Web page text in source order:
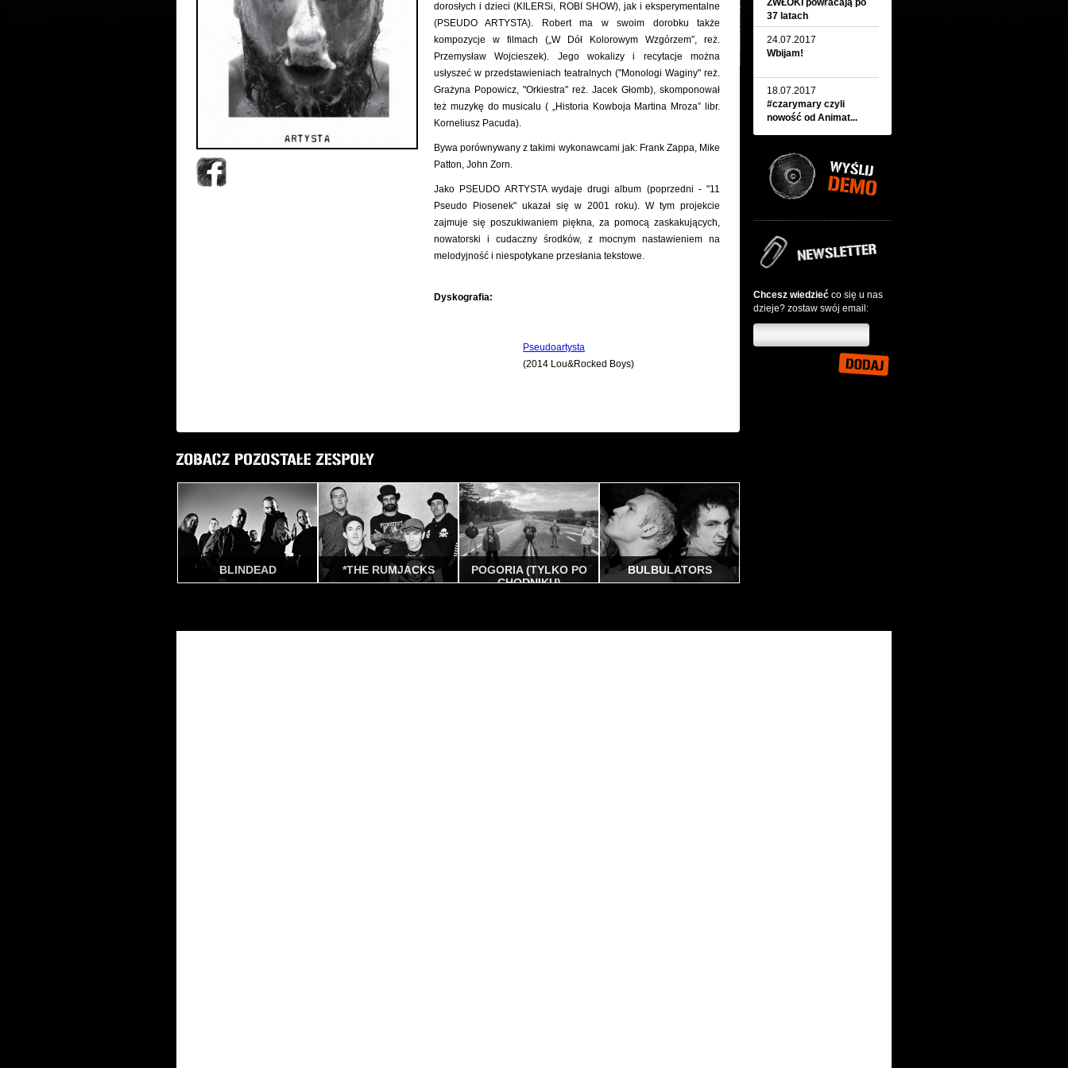
dorosłych i dzieci (KILERSi, ROBI SHOW), jak i eksperymentalne
(PSEUDO ARTYSTA). Robert ma w swoim dorobku także
kompozycje w filmach („W Dół Kolorowym Wzgórzem”, reż.
Przemysław Wojcieszek). Jego wokalizy i recytacje można
usłyszeć w przedstawieniach teatralnych ("Monologi Waginy" reż.
Grażyna Popowicz, "Orkiestra" reż. Jacek Głomb), skomponował
też muzykę do musicalu ( „Historia Kowboja Martina Mroza” libr.
Korneliusz Pacuda).
Bywa porównywany z takimi wykonawcami jak: Frank Zappa, Mike
Patton, John Zorn.
Jako PSEUDO ARTYSTA wydaje drugi album (poprzedni - "11
Pseudo Piosenek" ukazał się w 2001 roku). W tym projekcie
zajmuje się poszukiwaniem piękna, za pomocą zaskakujących,
nowatorski i cudaczny środków, z mocnym nastawieniem na
melodyjność i niespotykane przesłania tekstowe.
Dyskografia:
Pseudoartysta
(2014 Lou&Rocked Boys)
BLINDEAD *THE RUMJACKS
POGORIA (TYLKO PO
CHODNIKU)
BULBULATORS
ZWŁOKI powracają po
37 latach
24.07.2017
Wbijam!
18.07.2017
#czarymary czyli
nowość od Animat...
Chcesz wiedzieć co się u nas
dzieje? zostaw swój email: